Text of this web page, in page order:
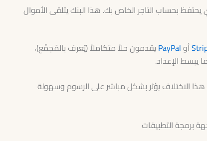
يحتفظ بحساب التاجر الخاص بك. هذا البنك يتلقى الأموال
أوPayPalيقدمون حلاً متكاملاً (يُعرف بالمُجمِّع)،
يبسط الإعداد.
الاختلاف يؤثر بشكل مباشر على الرسوم وسهولة